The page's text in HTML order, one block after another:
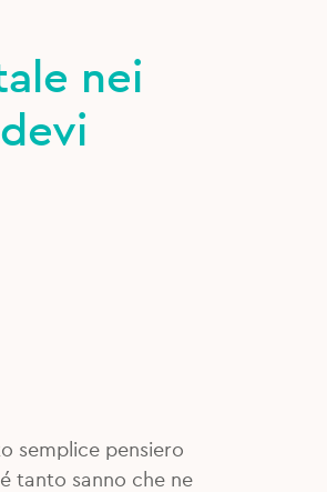
nei
semplice pensiero
tanto sanno che ne